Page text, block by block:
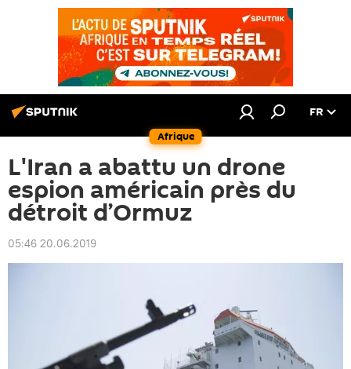
Afrique
FR
L'Iran a abattu un drone
espion américain près du
détroit d’Ormuz
05:46 20.06.2019